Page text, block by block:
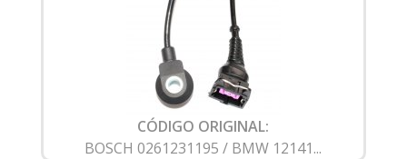
CÓDIGO ORIGINAL:
BOSCH 0261231195 / BMW 12141...